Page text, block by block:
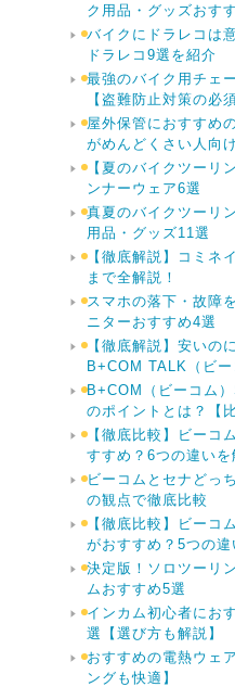
ク用品・グッズおす
バイクにドラレコは
ドラレコ9選を紹介
最強のバイク用チェ
【盗難防止対策の必
屋外保管におすすめ
がめんどくさい人向け
【夏のバイクツーリ
ンナーウェア6選
真夏のバイクツーリ
用品・グッズ11選
【徹底解説】コミネ
まで全解説！
スマホの落下・故障
ニターおすすめ4選
【徹底解説】安いの
B+COM TALK（ビー
B+COM（ビーコム
のポイントとは？【
【徹底比較】ビーコ
すすめ？6つの違いを
ビーコムとセナどっ
の観点で徹底比較
【徹底比較】ビーコ
がおすすめ？5つの違
決定版！ソロツーリ
ムおすすめ5選
インカム初心者にお
選【選び方も解説】
おすすめの電熱ウェ
ングも快適】